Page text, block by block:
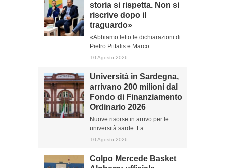
storia si rispetta. Non si
riscrive dopo il
traguardo»
«Abbiamo letto le dichiarazioni di
Pietro Pittalis e Marco...
10 Agosto 2026
Università in Sardegna,
arrivano 200 milioni dal
Fondo di Finanziamento
Ordinario 2026
Nuove risorse in arrivo per le
università sarde. La...
10 Agosto 2026
Colpo Mercede Basket